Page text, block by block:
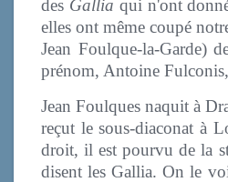
des Gallia qui n'ont
elles ont même coupé
Jean Foulque-la-Garde)
prénom, Antoine
Jean Foulques naquit à
reçut le sous-diaconat à
droit, il est pourvu de la
disent les Gallia. On le